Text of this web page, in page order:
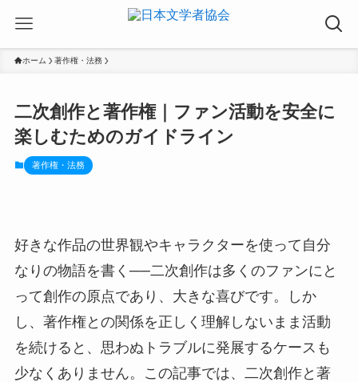
ホーム 著作権・法務
二次創作と著作権｜ファン活動を安全に
楽しむためのガイドライン
著作権・法務
好きな作品の世界観やキャラクターを使って自分
なりの物語を書く──二次創作は多くのファンにと
って創作の原点であり、大きな喜びです。しか
し、著作権との関係を正しく理解しないまま活動
を続けると、思わぬトラブルに発展するケースも
少なくありません。この記事では、二次創作と著